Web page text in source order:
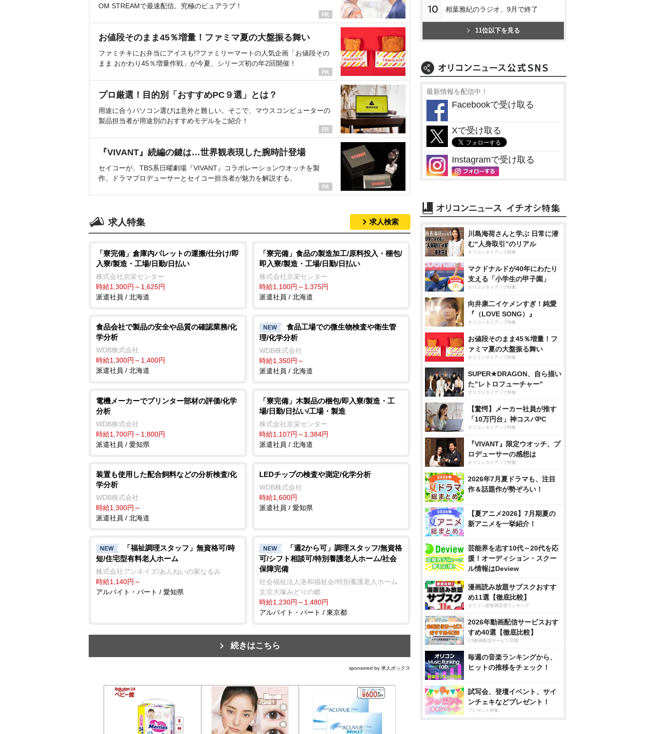
OM STREAMで最速配信。究極のピュアラブ！
お値段そのまま45％増量！ファミマ夏の大盤振る舞い
ファミチキにお弁当にアイスも!?ファミリーマートの人気企画「お値段その
まま おかわり45％増量作戦」が今夏、シリーズ初の年2回開催！
プロ厳選！目的別「おすすめPC９選」とは？
用途に合うパソコン選びは意外と難しい。そこで、マウスコンピューターの
製品担当者が用途別のおすすめモデルをご紹介！
『VIVANT』続編の鍵は…世界観表現した腕時計登場
セイコーが、TBS系日曜劇場『VIVANT』コラボレーションウオッチを製
作。ドラマプロデューサーとセイコー担当者が魅力を解説する。
求人特集 求人検索
「寮完備」倉庫内パレットの運搬/仕分け/即
入寮/製造・工場/日勤/日払い
株式会社京栄センター
時給1,300円～1,625円
派遣社員 / 北海道
「寮完備」食品の製造加工/原料投入・梱包/
即入寮/製造・工場/日勤/日払い
株式会社京栄センター
時給1,100円～1,375円
派遣社員 / 北海道
食品会社で製品の安全や品質の確認業務/化
学分析
WDB株式会社
時給1,300円～1,400円
派遣社員 / 北海道
NEW
食品工場での微生物検査や衛生管
理/化学分析
WDB株式会社
時給1,350円～
派遣社員 / 北海道
電機メーカーでプリンター部材の評価/化学
分析
WDB株式会社
時給1,700円～1,800円
派遣社員 / 愛知県
「寮完備」木製品の梱包/即入寮/製造・工
場/日勤/日払い/工場・製造
株式会社京栄センター
時給1,107円～1,384円
派遣社員 / 北海道
装置も使用した配合飼料などの分析検査/化
学分析
WDB株式会社
時給1,300円～
派遣社員 / 北海道
LEDチップの検査や測定/化学分析
WDB株式会社
時給1,600円
派遣社員 / 愛知県
NEW
「福祉調理スタッフ」無資格可/時
短/住宅型有料老人ホーム
株式会社アンネイズ/あんねいの家なるみ
時給1,140円～
アルバイト・パート / 愛知県
NEW
「週2から可」調理スタッフ/無資格
可/シフト相談可/特別養護老人ホーム/社会
保障完備
社会福祉法人洛和福祉会/特別養護老人ホーム
文京大塚みどりの郷
時給1,230円～1,480円
アルバイト・パート / 東京都
続きはこちら
sponsored by 求人ボックス
10 相葉雅紀のラジオ、9月で終了
11位以下を見る
最新情報を配信中！
Facebookで受け取る
Xで受け取る
Instagramで受け取る
川島海荷さんと学ぶ 日常に潜
む“人身取引”のリアル
オリコンタイアップ特集
マクドナルドが40年にわたり
支える「小学生の甲子園」
オリコンタイアップ特集
向井康二イケメンすぎ！純愛
『（LOVE SONG）』
オリコンタイアップ特集
お値段そのまま45％増量！フ
ァミマ夏の大盤振る舞い
オリコンタイアップ特集
SUPER★DRAGON、自ら描い
た”レトロフューチャー”
オリコンタイアップ特集
【驚愕】メーカー社員が推す
「10万円台」神コスパPC
オリコンタイアップ特集
『VIVANT』限定ウオッチ、プ
ロデューサーの感想は
オリコンタイアップ特集
2026年7月夏ドラマも、注目
作＆話題作が勢ぞろい！
【夏アニメ2026】7月期夏の
新アニメを一挙紹介！
芸能界を志す10代～20代を応
援！オーディション・スクー
ル情報はDeview
漫画読み放題サブスクおすす
め11選【徹底比較】
オリコン顧客満足度ランキング
2026年動画配信サービスおす
すめ40選【徹底比較】
CS動画配信サービス20選
毎週の音楽ランキングから、
ヒットの推移をチェック！
試写会、登壇イベント、サイ
ンチェキなどプレゼント！
プレゼント特集